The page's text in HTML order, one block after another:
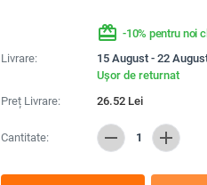
redeem -10% pentru noi
Livrare:
15 August - 22
Ușor de returnat
Preț Livrare:
26.52Lei
Cantitate: remove 1 add